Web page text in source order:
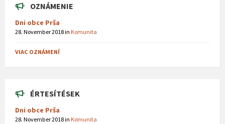
OZNÁMENIE
Dni obce Prša
28. November 2018in Komunita
VIAC OZNÁMENÍ
ÉRTESÍTÉSEK
Dni obce Prša
28. November 2018in Komunita